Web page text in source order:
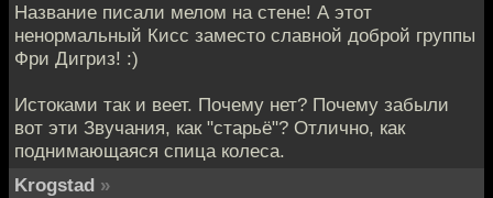
Название писали мелом на стене! А этот
ненормальный Кисс заместо славной доброй группы
Фри Дигриз! :)
Истоками так и веет. Почему нет? Почему забыли
вот эти Звучания, как "старьё"? Отлично, как
поднимающаяся спица колеса.
Krogstad »